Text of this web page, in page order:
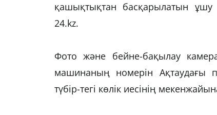
қашықтықтан басқарылатын ұшу
24.kz.
Фото және бейне-бақылау
машинаның номерін Ақтаудағы
түбір-тегі көлік иесінің